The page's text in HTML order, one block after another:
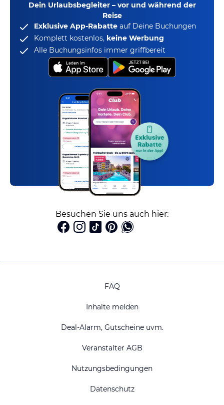
Dein Urlaubsbegleiter – vor und während der
Reise
Exklusive App-Rabatte auf Deine Buchungen
Komplett kostenlos, keine Werbung
Alle Buchungsinfos immer griffbereit
Besuchen Sie uns auch hier:
FAQ
Inhalte melden
Deal-Alarm, Gutscheine uvm.
Veranstalter AGB
Nutzungsbedingungen
Datenschutz